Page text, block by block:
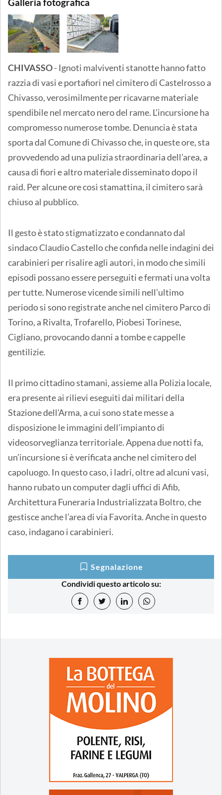
CHIVASSO- Ignoti malviventi stanotte hanno fatto
razzia di vasi e portafiori nel cimitero di Castelrosso a
Chivasso, verosimilmente per ricavarne materiale
spendibile nel mercato nero del rame. L’incursione ha
compromesso numerose tombe. Denuncia è stata
sporta dal Comune di Chivasso che, in queste ore, sta
provvedendo ad una pulizia straordinaria dell’area, a
causa di fiori e altro materiale disseminato dopo il
raid. Per alcune ore così stamattina, il cimitero sarà
chiuso al pubblico.
Il gesto è stato stigmatizzato e condannato dal
sindaco Claudio Castello che confida nelle indagini dei
carabinieri per risalire agli autori, in modo che simili
episodi possano essere perseguiti e fermati una volta
per tutte. Numerose vicende simili nell’ultimo
periodo si sono registrate anche nel cimitero Parco di
Torino, a Rivalta, Trofarello, Piobesi Torinese,
Cigliano, provocando danni a tombe e cappelle
gentilizie.
Il primo cittadino stamani, assieme alla Polizia locale,
era presente ai rilievi eseguiti dai militari della
Stazione dell’Arma, a cui sono state messe a
disposizione le immagini dell’impianto di
videosorveglianza territoriale. Appena due notti fa,
un’incursione si è verificata anche nel cimitero del
capoluogo. In questo caso, i ladri, oltre ad alcuni vasi,
hanno rubato un computer dagli uffici di Afib,
Architettura Funeraria Industrializzata Boltro, che
gestisce anche l’area di via Favorita. Anche in questo
caso, indagano i carabinieri.
Segnalazione
Condividi questo articolo su: